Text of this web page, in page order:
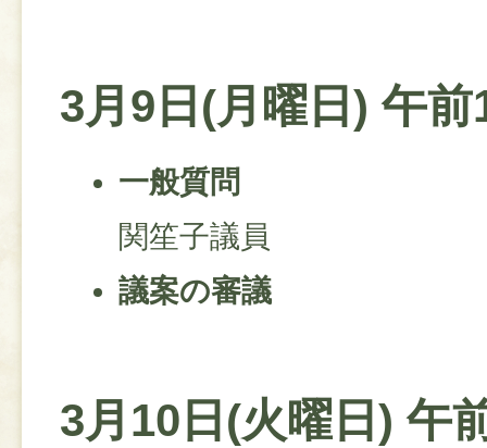
3月9日(月曜日) 午前
一般質問
関笙子議員
議案の審議
3月10日(火曜日) 午